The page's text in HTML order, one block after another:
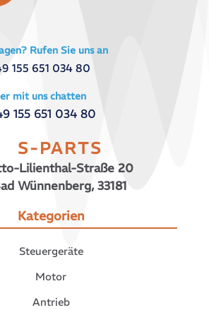
Rufen Sie uns an
155 651 034 80
mit uns chatten
155 651 034 80
S-PARTS
Lilienthal-Straße 20
Wünnenberg, 33181
Kategorien
Steuergeräte
Motor
Antrieb